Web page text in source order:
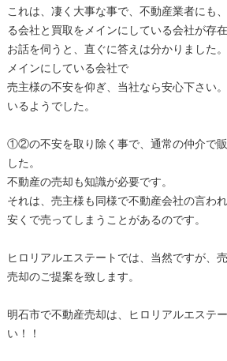
これは、凄く大事な事で、不動産業者にも
る会社と買取をメインにしている会社が存在
お話を伺うと、直ぐに答えは分かりました
メインにしている会社で
売主様の不安を仰ぎ、当社なら安心下さい
いるようでした。
①②の不安を取り除く事で、通常の仲介で
した。
不動産の売却も知識が必要です。
それは、売主様も同様で不動産会社の言わ
安くで売ってしまうことがあるのです。
ヒロリアルエステートでは、当然ですが、
売却のご提案を致します。
明石市で不動産売却は、ヒロリアルエステ
い！！